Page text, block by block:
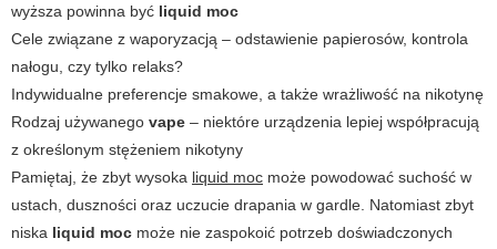
wyższa powinna być liquid moc
Cele związane z waporyzacją – odstawienie papierosów, kontrola
nałogu, czy tylko relaks?
Indywidualne preferencje smakowe, a także wrażliwość na nikotynę
Rodzaj używanego vape – niektóre urządzenia lepiej współpracują
z określonym stężeniem nikotyny
Pamiętaj, że zbyt wysoka liquid moc może powodować suchość w
ustach, duszności oraz uczucie drapania w gardle. Natomiast zbyt
niska liquid moc może nie zaspokoić potrzeb doświadczonych